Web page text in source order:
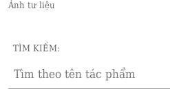
Ảnh tư liệu
TÌM KIẾM: